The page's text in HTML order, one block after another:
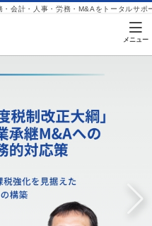
会計・人事・労務・M&Aをトータルサポ